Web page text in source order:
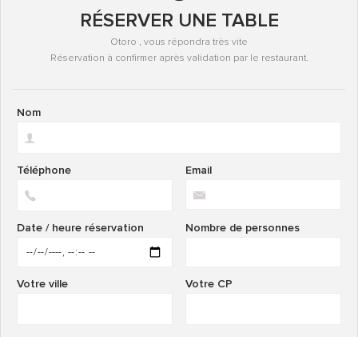
RÉSERVER UNE TABLE
Otoro , vous répondra très vite
Réservation à confirmer après validation par le restaurant.
Nom
Email
Téléphone
Nombre de personnes
Date / heure réservation
Votre CP
Votre ville